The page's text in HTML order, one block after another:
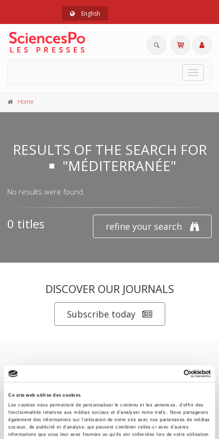
Ce site web utilise des cookies
Les cookies nous permettent de personnaliser le contenu et les annonces, d'offrir des
fonctionnalités relatives aux médias sociaux et d'analyser notre trafic. Nous partageons
également des informations sur l'utilisation de notre site avec nos partenaires de médias
sociaux, de publicité et d'analyse, qui peuvent combiner celles-ci avec d'autres
informations que vous leur avez fournies ou qu'ils ont collectées lors de votre utilisation
English
Toggle
Home
RESULTS OF THE SEARCH FOR
"MÉDITERRANÉE"
No results were found.
refine your search
0 titles
DISCOVER OUR JOURNALS
Subscribe today
SCIENCES PO UNIVERSITY PRESS has a threefold role: to publish
original research, to edit reference works for student use, and to
help public and political debate.continue